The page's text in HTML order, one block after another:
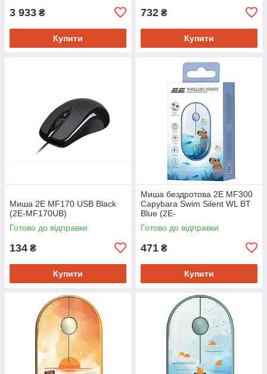
3 933 ₴
Купити
732 ₴
Купити
Миша 2E MF170 USB Black
(2E-MF170UB)
Готово до відправки
134 ₴
Купити
Миша бездротова 2E MF300
Capybara Swim Silent WL BT
Blue (2E-
MF300WCAPIBARABL)
Готово до відправки
471 ₴
Купити